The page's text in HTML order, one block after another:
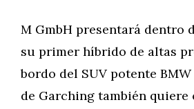
M GmbH presentará dentro
su primer híbrido de altas
bordo del SUV potente
de Garching también quiere